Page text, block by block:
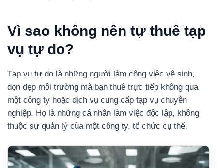
Vì sao không nên tự thuê tạp
vụ tự do?
Tạp vụ tự do là những người làm công việc vệ sinh,
dọn dẹp môi trường mà bạn thuê trực tiếp không qua
một công ty hoặc dịch vụ cung cấp tạp vụ chuyên
nghiệp. Họ là những cá nhân làm việc độc lập, không
thuộc sự quản lý của một công ty, tổ chức cụ thể.